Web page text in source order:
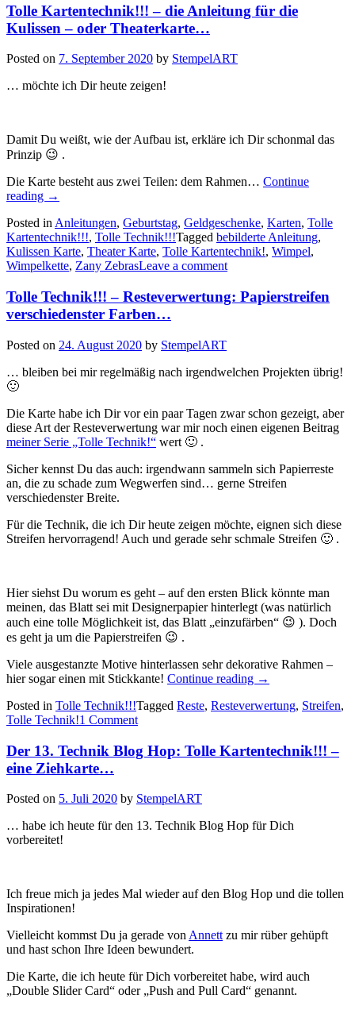
Roll
Tolle Kartentechnik!!! – die Anleitung für die
Kulissen – oder Theaterkarte…
Posted on 7. September 2020 by StempelART
… möchte ich Dir heute zeigen!
Damit Du weißt, wie der Aufbau ist, erkläre ich Dir schonmal das
Prinzip 😉 .
Die Karte besteht aus zwei Teilen: dem Rahmen… Continue
reading „Tolle
–
die
Anleitung
für
Kulissen
–
oder
Theaterkarte…“
→
Posted in Anleitungen, Geburtstag, Geldgeschenke, Karten, Tolle
Kartentechnik!!!, Tolle Technik!!!Tagged bebilderte Anleitung,
Kulissen Karte, Theater Karte, Tolle Kartentechnik!, Wimpel,
Wimpelkette, Zany ZebrasLeave a comment
Tolle Technik!!! – Resteverwertung: Papierstreifen
verschiedenster Farben…
Posted on 24. August 2020 by StempelART
… bleiben bei mir regelmäßig nach irgendwelchen Projekten übrig!
🙂
Die Karte habe ich Dir vor ein paar Tagen zwar schon gezeigt, aber
diese Art der Resteverwertung war mir noch einen eigenen Beitrag
meiner Serie „Tolle Technik!“ wert 🙂 .
Sicher kennst Du das auch: irgendwann sammeln sich Papierreste
an, die zu schade zum Wegwerfen sind… gerne Streifen
verschiedenster Breite.
Für die Technik, die ich Dir heute zeigen möchte, eignen sich diese
Streifen hervorragend! Auch und gerade sehr schmale Streifen 🙂 .
Hier siehst Du worum es geht – auf den ersten Blick könnte man
meinen, das Blatt sei mit Designerpapier hinterlegt (was natürlich
auch eine tolle Möglichkeit ist, das Blatt „einzufärben“ 😉 ). Doch
es geht ja um die Papierstreifen 😉 .
Viele ausgestanzte Motive hinterlassen sehr dekorative Rahmen –
hier sogar einen mit Stickkante! Continue reading „Tolle
–
verschiedenster
→
Posted in Tolle Technik!!!Tagged Reste, Resteverwertung, Streifen,
Tolle Technik!1 Comment
Der 13. Technik Blog Hop: Tolle Kartentechnik!!! –
eine Ziehkarte…
Posted on 5. Juli 2020 by StempelART
… habe ich heute für den 13. Technik Blog Hop für Dich
vorbereitet!
Ich freue mich ja jedes Mal wieder auf den Blog Hop und die tollen
Inspirationen!
Vielleicht kommst Du ja gerade von Annett zu mir rüber gehüpft
und hast schon Ihre Ideen bewundert.
Die Karte, die ich heute für Dich vorbereitet habe, wird auch
„Double Slider Card“ oder „Push and Pull Card“ genannt.